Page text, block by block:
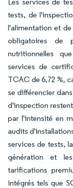
tests, de
l'alimentation et de
obligatoires de
nutritionnelles
services de
TCAC de 6,72 %,
se différencier
d'inspection
par l'intensité en
audits
services de tests,
génération et
tarifications
intégrés tels que